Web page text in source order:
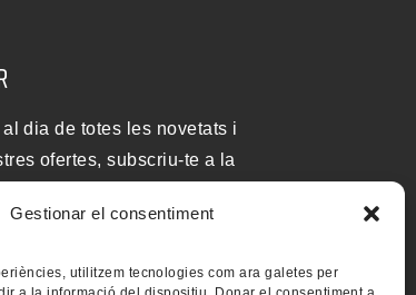
Gestionar el consentiment
utilitzem tecnologies com ara galetes per
dia de totes les novetats i
ofertes, subscriu-te a la